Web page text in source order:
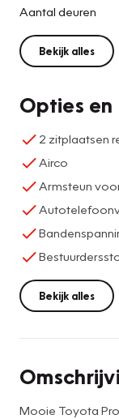
Aantal deuren
Bekijk alles
Opties en
2 zitplaatsen
Airco
Armsteun
Bekijk alles
Mooie Toyota